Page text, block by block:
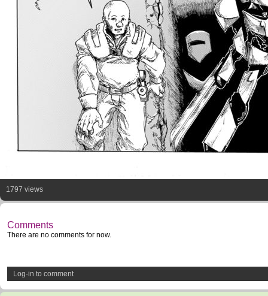
1797 views
Comments
There are no comments for now.
Log-in to comment